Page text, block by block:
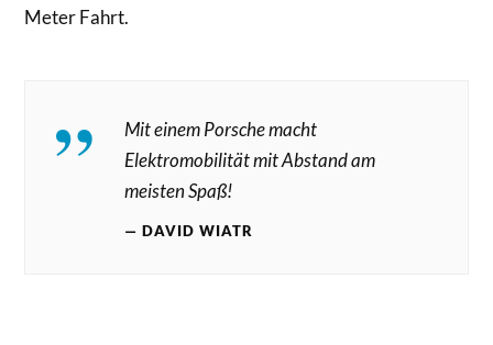
Meter Fahrt.
Mit einem Porsche macht
Elektromobilität mit Abstand am
meisten Spaß!
DAVID WIATR